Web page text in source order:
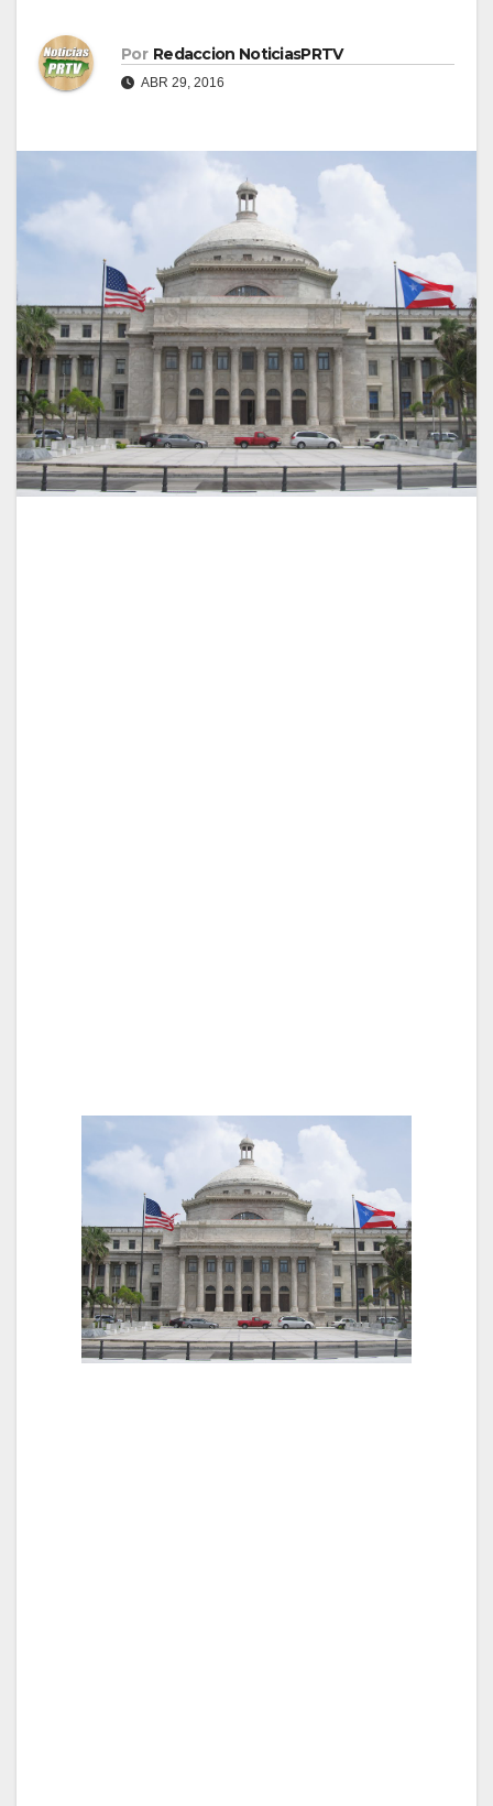
Por Redaccion NoticiasPRTV
ABR 29, 2016